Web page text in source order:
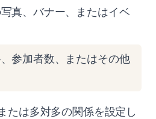
真、バナー、またはイベ
参加者数、またはその他
たは多対多の関係を設定し